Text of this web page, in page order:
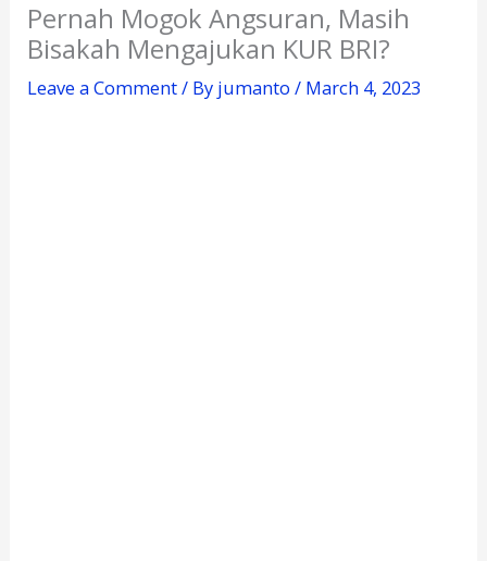
Pernah Mogok Angsuran, Masih
Bisakah Mengajukan KUR BRI?
Leave a Comment/ By jumanto/ March 4, 2023